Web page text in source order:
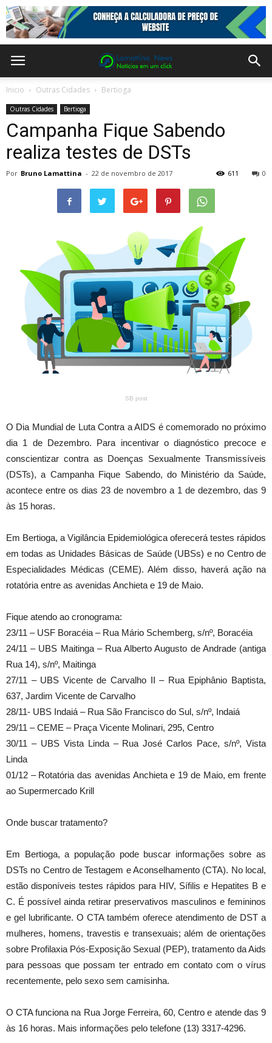
Inicio Outras Cidades Bertioga
Outras Cidades Bertioga
Campanha Fique Sabendo
realiza testes de DSTs
Por Bruno Lamattina - 22 de novembro de 2017 0
611
SB post
O Dia Mundial de Luta Contra a AIDS é comemorado no próximo
dia 1 de Dezembro. Para incentivar o diagnóstico precoce e
conscientizar contra as Doenças Sexualmente Transmissíveis
(DSTs), a Campanha Fique Sabendo, do Ministério da Saúde,
acontece entre os dias 23 de novembro a 1 de dezembro, das 9
às 15 horas.
Em Bertioga, a Vigilância Epidemiológica oferecerá testes rápidos
em todas as Unidades Básicas de Saúde (UBSs) e no Centro de
Especialidades Médicas (CEME). Além disso, haverá ação na
rotatória entre as avenidas Anchieta e 19 de Maio.
Fique atendo ao cronograma:
23/11 – USF Boracéia – Rua Mário Schemberg, s/nº, Boracéia
24/11 – UBS Maitinga – Rua Alberto Augusto de Andrade (antiga
Rua 14), s/nº, Maitinga
27/11 – UBS Vicente de Carvalho II – Rua Epiphânio Baptista,
637, Jardim Vicente de Carvalho
28/11- UBS Indaiá – Rua São Francisco do Sul, s/nº, Indaiá
29/11 – CEME – Praça Vicente Molinari, 295, Centro
30/11 – UBS Vista Linda – Rua José Carlos Pace, s/nº, Vista
Linda
01/12 – Rotatória das avenidas Anchieta e 19 de Maio, em frente
ao Supermercado Krill
Onde buscar tratamento?
Em Bertioga, a população pode buscar informações sobre as
DSTs no Centro de Testagem e Aconselhamento (CTA). No local,
estão disponíveis testes rápidos para HIV, Sífilis e Hepatites B e
C. É possível ainda retirar preservativos masculinos e femininos
e gel lubrificante. O CTA também oferece atendimento de DST a
mulheres, homens, travestis e transexuais; além de orientações
sobre Profilaxia Pós-Exposição Sexual (PEP), tratamento da Aids
para pessoas que possam ter entrado em contato com o vírus
recentemente, pelo sexo sem camisinha.
O CTA funciona na Rua Jorge Ferreira, 60, Centro e atende das 9
às 16 horas. Mais informações pelo telefone (13) 3317-4296.